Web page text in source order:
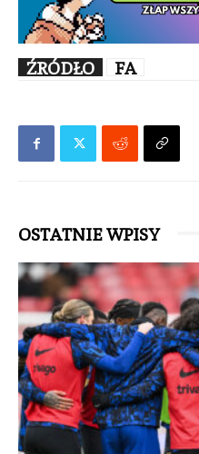
ŹRÓDŁO FA
OSTATNIE WPISY